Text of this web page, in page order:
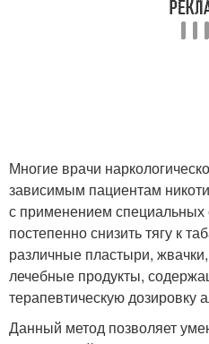
Многие врачи
зависимым пациентам
с применением
постепенно снизить тягу к
различные пластыри,
лечебные продукты,
терапевтическую дозировку
Данный метод позволяет